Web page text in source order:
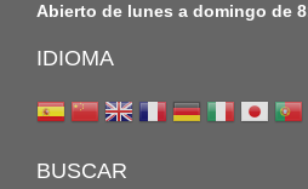
Abierto de lunes a domingo de
IDIOMA
BUSCAR